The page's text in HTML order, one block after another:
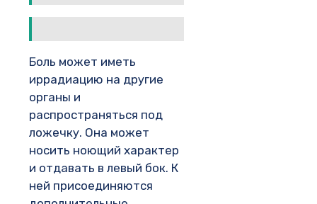
Боль может иметь
иррадиацию на другие
органы и
распространяться под
ложечку. Она может
носить ноющий характер
и отдавать в левый бок. К
ней присоединяются